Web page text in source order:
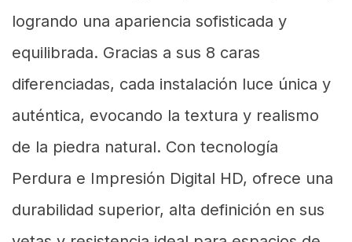
logrando una apariencia sofisticada y
equilibrada. Gracias a sus 8 caras
diferenciadas, cada instalación luce única y
auténtica, evocando la textura y realismo
de la piedra natural. Con tecnología
Perdura e Impresión Digital HD, ofrece una
durabilidad superior, alta definición en sus